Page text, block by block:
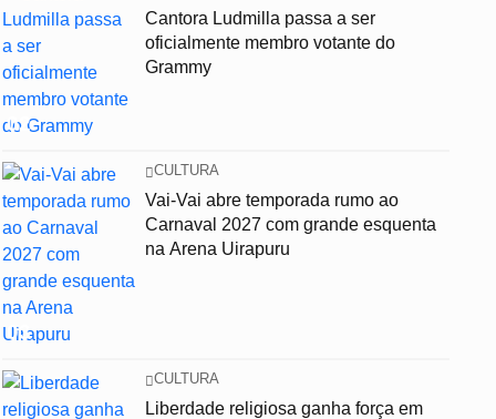
02
Cantora Ludmilla passa a ser
oficialmente membro votante do
Grammy
03
CULTURA
Vai-Vai abre temporada rumo ao
Carnaval 2027 com grande esquenta
na Arena Uirapuru
CULTURA
Liberdade religiosa ganha força em